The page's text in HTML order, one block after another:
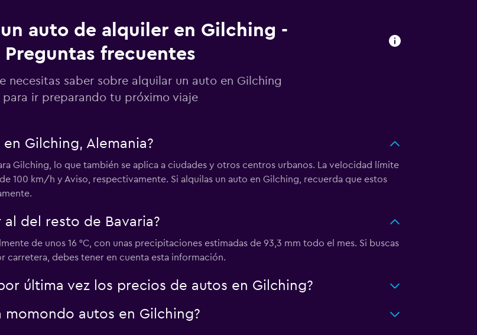
Ver precios
auto de alquiler en Gilching -
Preguntas frecuentes
necesitas saber sobre alquilar un auto en Gilching
para ir preparando tu próximo viaje
Gilching, Alemania?
Gilching, lo que también se aplica a ciudades y otros centros urbanos. La velocidad límite
100 km/h y Aviso, respectivamente. Si alquilas un auto en Gilching, recuerda que estos
del resto de Bavaria?
de unos 16 °C, con unas precipitaciones estimadas de 93,3 mm todo el mes. Si buscas
carretera, debes tener en cuenta esta información.
última vez los precios de autos en Gilching?
momondo autos en Gilching?